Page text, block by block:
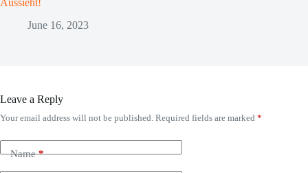
Aussieht!
June 16, 2023
Leave a Reply
Your email address will not be published. Required fields are marked *
Name*